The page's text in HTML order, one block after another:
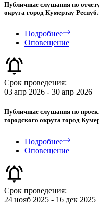
Публичные слушания по
округа город Кумертау
Подробнее
Оповещение
Срок проведения:
03 апр 2026 - 30 апр 2026
Публичные слушания по
городского округа город
Подробнее
Оповещение
Срок проведения:
24 нояб 2025 - 16 дек 2025